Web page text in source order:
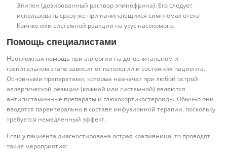
Эпипен (дозированный раствор эпинефрина). Его следует
использовать сразу же при начинающихся симптомах отека
Квинке или системной реакции на укус насекомого.
Помощь специалистами
Неотложная помощь при аллергии на догоспитальном и
госпитальном этапе зависит от патологии и состояния пациента.
Основными препаратами, которые назначат при любой острой
аллергической реакции (кожной или системной) являются
антигистаминные препараты и глюкокортикостероиды. Обычно они
вводятся парентерально в составе инфузионной терапии, поскольку
требуется немедленный эффект.
Если у пациента диагностирована острая крапивница, то проводят
такие мероприятия: